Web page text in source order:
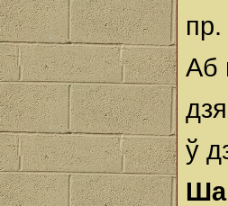
Аб
ў